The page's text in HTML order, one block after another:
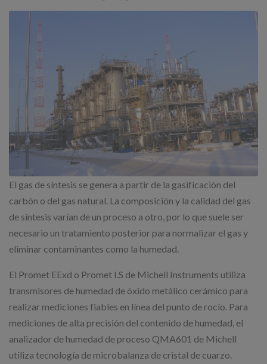
El gas de síntesis se genera a partir de la gasificación del
carbón o del gas natural. La composición y la calidad del gas
de síntesis varían de un proceso a otro, por lo que suele ser
necesario un tratamiento posterior para normalizar el gas y
eliminar contaminantes como la humedad.
El Promet EExd o Promet I.S de Michell Instruments utiliza
transmisores de humedad de óxido metálico cerámico para
realizar mediciones fiables en línea del punto de rocío. Para
mediciones de alta precisión del contenido de humedad, el
analizador de humedad de proceso QMA601 de Michell
utiliza tecnología de microbalanza de cristal de cuarzo.